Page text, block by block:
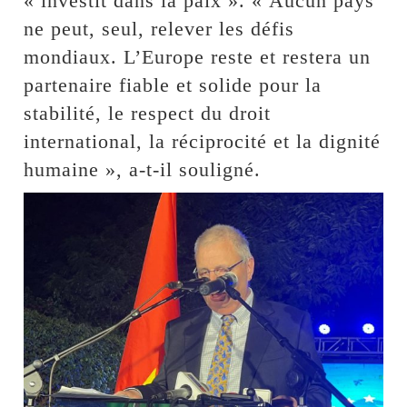
ne peut, seul, relever les défis
mondiaux. L’Europe reste et restera un
partenaire fiable et solide pour la
stabilité, le respect du droit
international, la réciprocité et la dignité
humaine », a-t-il souligné.